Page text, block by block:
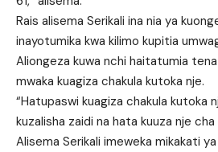
Rais alisema Serikali ina nia ya
inayotumika kwa kilimo kupitia
Aliongeza kuwa nchi haitatumia
mwaka kuagiza chakula kutoka nje.
“Hatupaswi kuagiza chakula kutoka
kuzalisha zaidi na hata kuuza nje cha
Alisema Serikali imeweka mikakati